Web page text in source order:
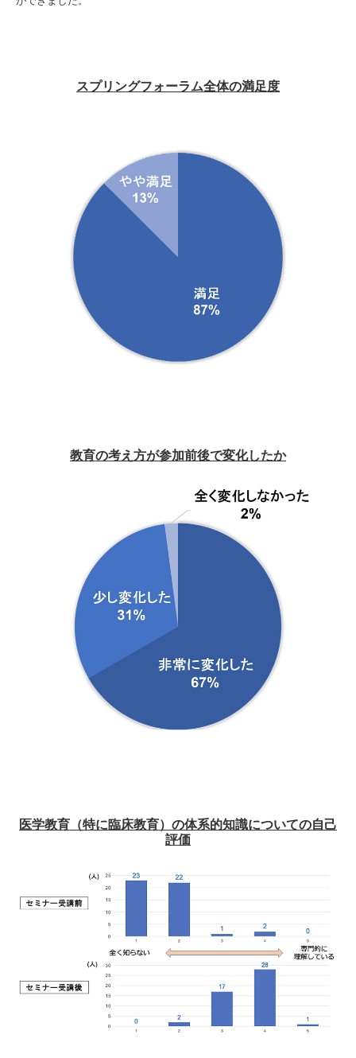
スプリングフォーラム全体の満足度
教育の考え方が参加前後で変化したか
医学教育（特に臨床教育）の体系的知識についての自己
評価